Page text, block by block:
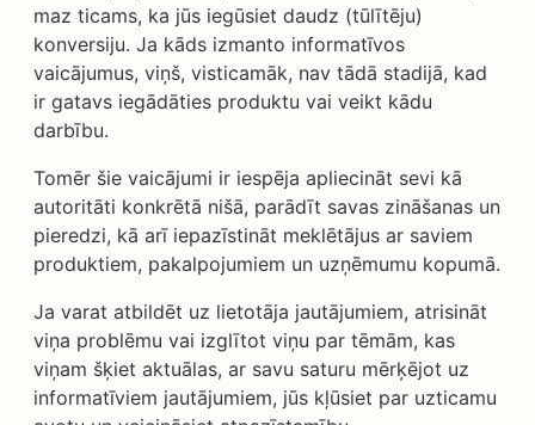
maz ticams, ka jūs iegūsiet daudz (tūlītēju)
konversiju. Ja kāds izmanto informatīvos
vaicājumus, viņš, visticamāk, nav tādā stadijā, kad
ir gatavs iegādāties produktu vai veikt kādu
darbību.
Tomēr šie vaicājumi ir iespēja apliecināt sevi kā
autoritāti konkrētā nišā, parādīt savas zināšanas un
pieredzi, kā arī iepazīstināt meklētājus ar saviem
produktiem, pakalpojumiem un uzņēmumu kopumā.
Ja varat atbildēt uz lietotāja jautājumiem, atrisināt
viņa problēmu vai izglītot viņu par tēmām, kas
viņam šķiet aktuālas, ar savu saturu mērķējot uz
informatīviem jautājumiem, jūs kļūsiet par uzticamu